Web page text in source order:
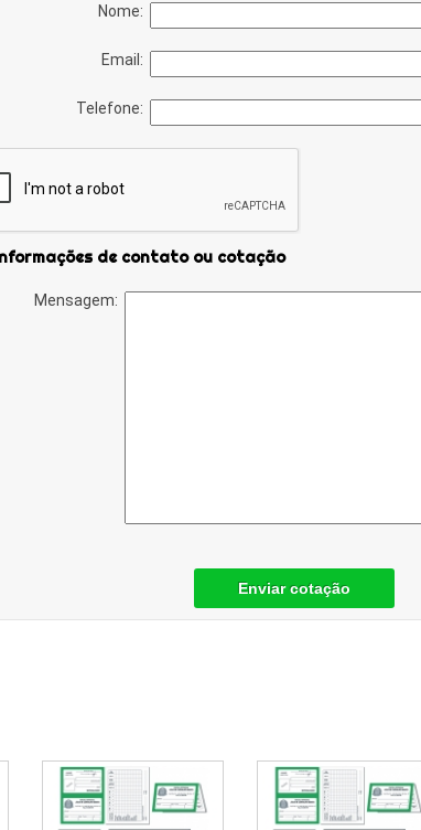
Nome:
Email:
Telefone:
de contato ou cotação
Mensagem:
Enviar cotação